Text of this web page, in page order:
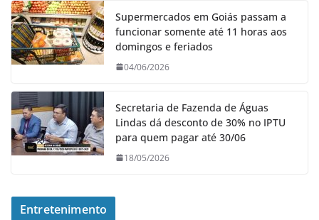
Supermercados em Goiás passam a
funcionar somente até 11 horas aos
domingos e feriados
04/06/2026
Secretaria de Fazenda de Águas
Lindas dá desconto de 30% no IPTU
para quem pagar até 30/06
18/05/2026
Entretenimento